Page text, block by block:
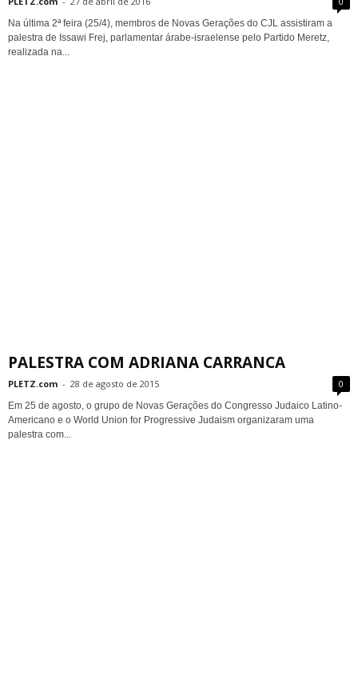
Na última 2ª feira (25/4), membros de Novas Gerações do CJL assistiram a
palestra de Issawi Frej, parlamentar árabe-israelense pelo Partido Meretz,
realizada na...
PALESTRA COM ADRIANA CARRANCA
PLETZ.com - 28 de agosto de 2015 0
Em 25 de agosto, o grupo de Novas Gerações do Congresso Judaico Latino-
Americano e o World Union for Progressive Judaism organizaram uma
palestra com...